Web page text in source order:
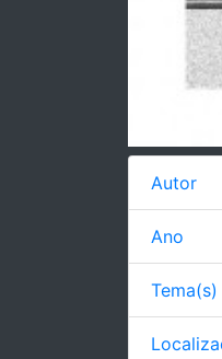
Autor
Ano
Tema(s)